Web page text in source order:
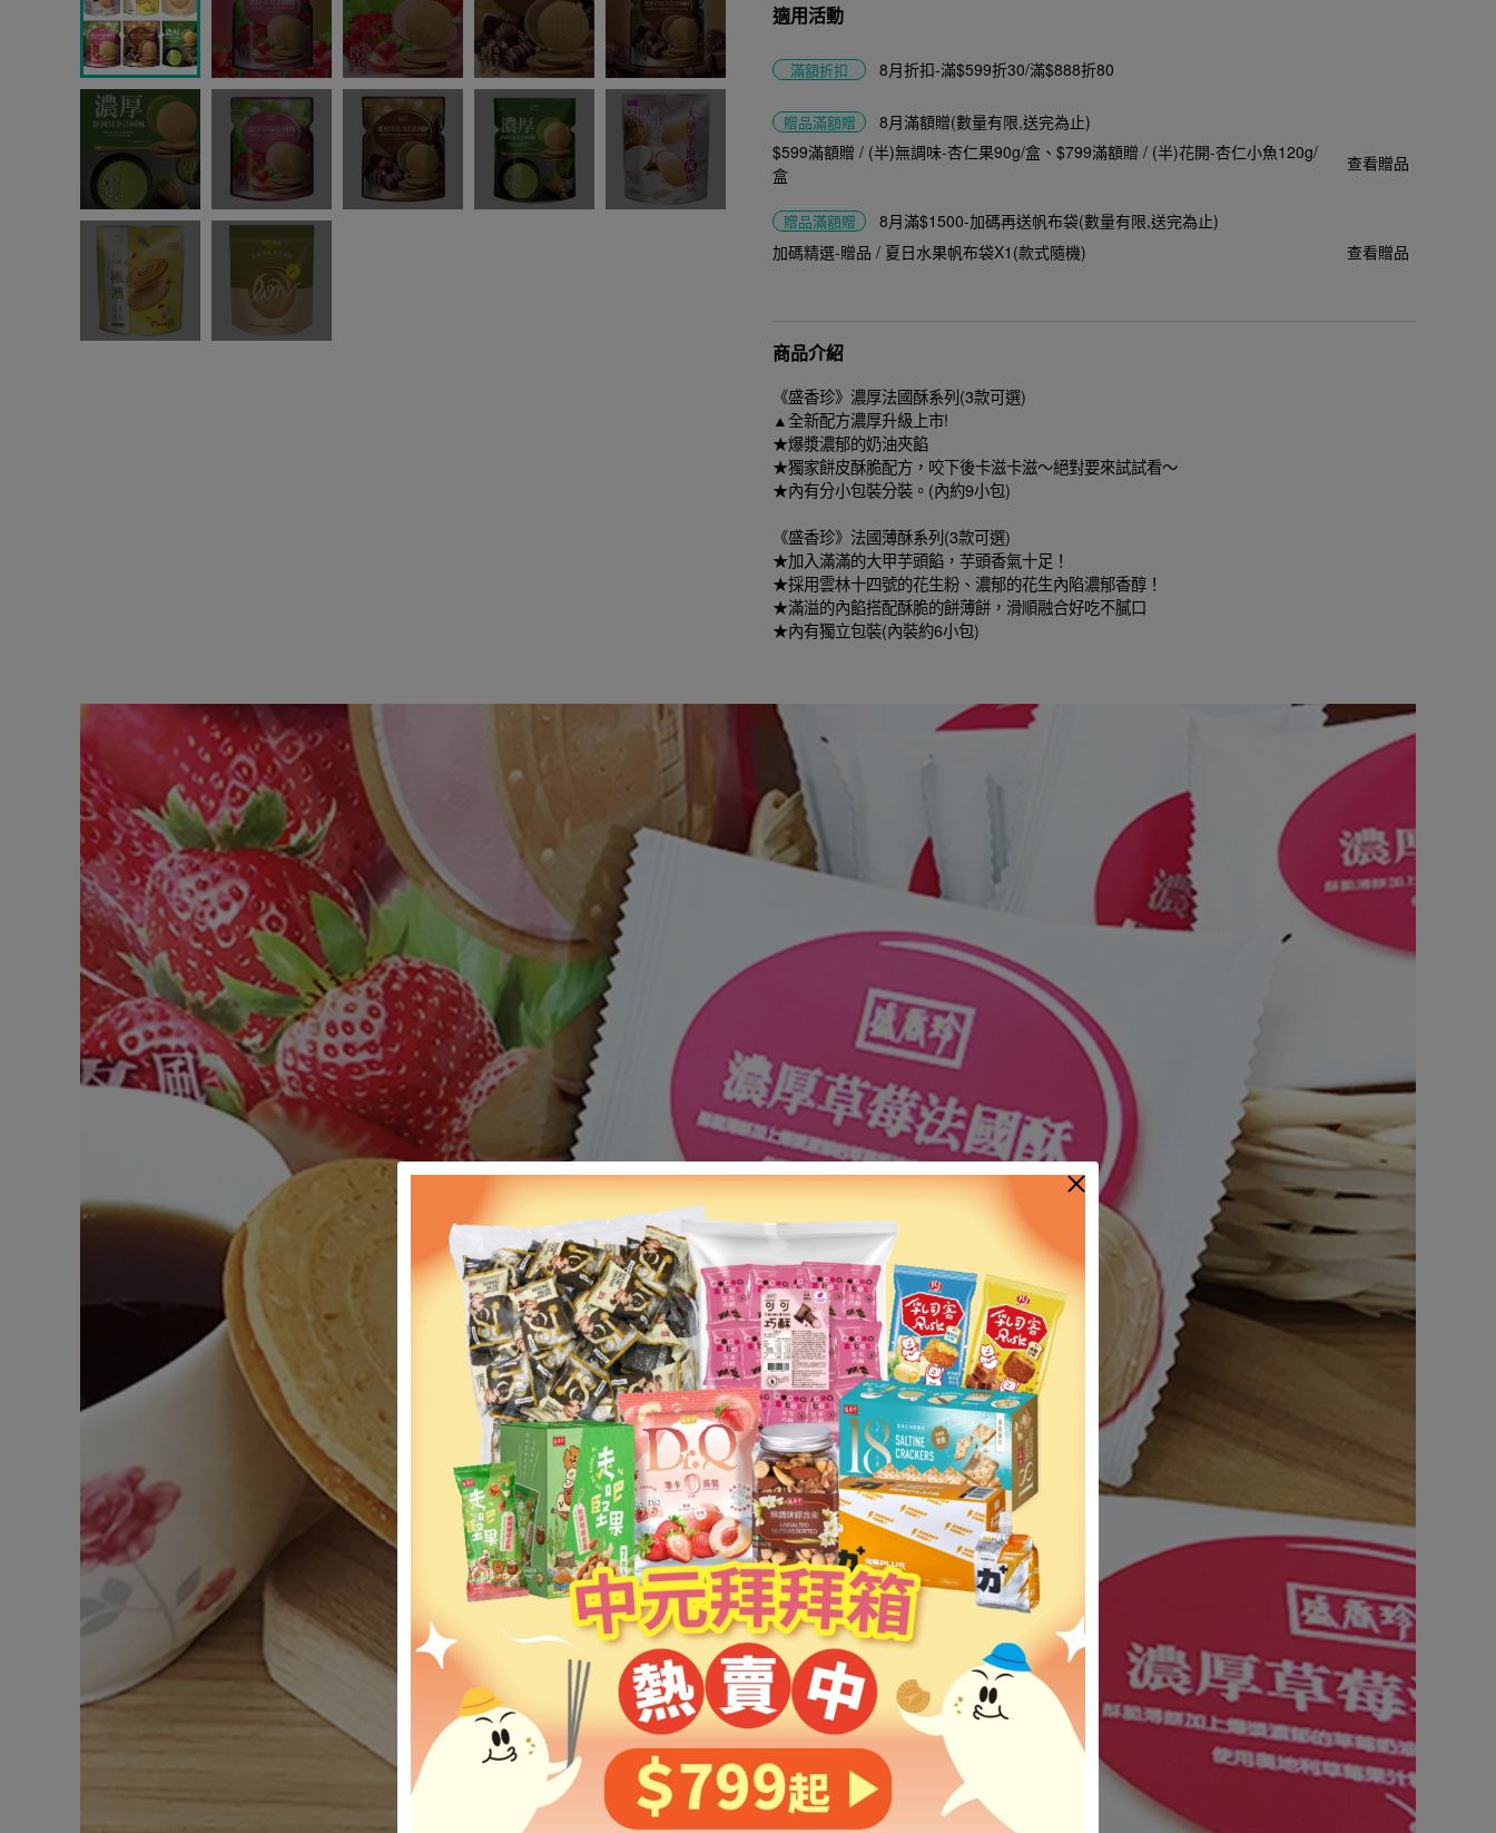
適用活動
滿額折扣 8月折扣-滿$599折30/滿$888折80
贈品滿額贈
8月滿額贈(數量有限,送完為止)
$599滿額贈 / (半)無調味-杏仁果90g/盒
$799滿額贈 / (半)花開-杏仁小魚120g/
盒
查看贈品
贈品滿額贈
8月滿$1500-加碼再送帆布袋(數量有限,送完為止)
加碼精選-贈品 / 夏日水果帆布袋X1(款式隨機)
查看贈品
商品介紹
《盛香珍》濃厚法國酥系列(3款可選)
▲全新配方濃厚升級上市!
★爆漿濃郁的奶油夾餡
★獨家餅皮酥脆配方，咬下後卡滋卡滋～絕對要來試試看～
★內有分小包裝分裝。(內約9小包)
《盛香珍》法國薄酥系列(3款可選)
★加入滿滿的大甲芋頭餡，芋頭香氣十足！
★採用雲林十四號的花生粉、濃郁的花生內陷濃郁香醇！
★滿溢的內餡搭配酥脆的餅薄餅，滑順融合好吃不膩口
★內有獨立包裝(內裝約6小包)